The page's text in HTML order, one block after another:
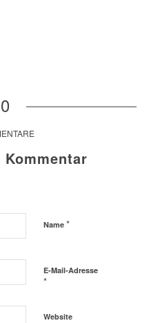
0
Name *
E-Mail-Adresse
*
Website